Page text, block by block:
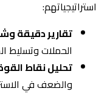
والضعف في
بشكل مستمر.
اختبار A/B
المختلفة في
والنصوص.